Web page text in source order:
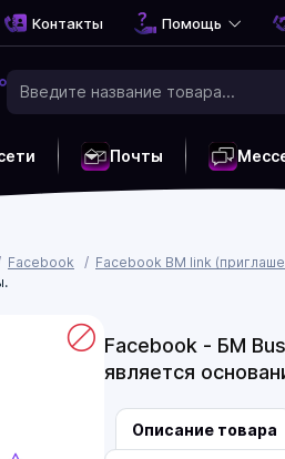
Контакты Помощь
Почты
Facebook Facebook BM link
Facebook - БM
является
Описание товара